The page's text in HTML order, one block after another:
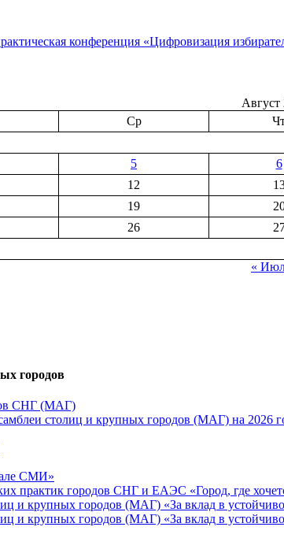
конференция «Цифровизация
Август
Ср
5 6
12
19
26
«
городов
СНГ (МАГ)
столиц и крупных городов (МАГ) на 2026
СМИ»
практик городов СНГ и ЕАЭС «Город, где
и крупных городов (МАГ) «За вклад в
и крупных городов (МАГ) «За вклад в